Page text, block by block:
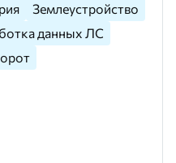
Землеустройство
данных ЛС